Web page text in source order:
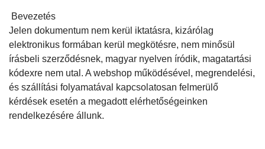
Bevezetés
Jelen dokumentum nem kerül iktatásra, kizárólag
elektronikus formában kerül megkötésre, nem minősül
írásbeli szerződésnek, magyar nyelven íródik, magatartási
kódexre nem utal. A webshop működésével, megrendelési,
és szállítási folyamatával kapcsolatosan felmerülő
kérdések esetén a megadott elérhetőségeinken
rendelkezésére állunk.